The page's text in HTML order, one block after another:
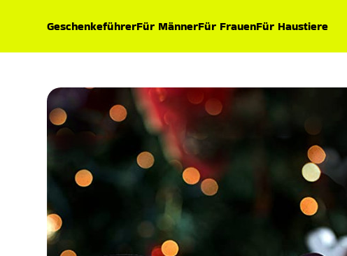
GeschenkeführerFür MännerFür FrauenFür Haustiere